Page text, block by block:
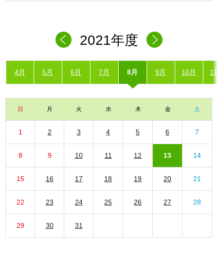
2021年度
4月 5月 6月 7月 8月 9月 10月
日 月 火 水 木 金 土
1 2 3 4 5 6 7
8 9 10 11 12 13 14
15 16 17 18 19 20 21
22 23 24 25 26 27 28
29 30 31